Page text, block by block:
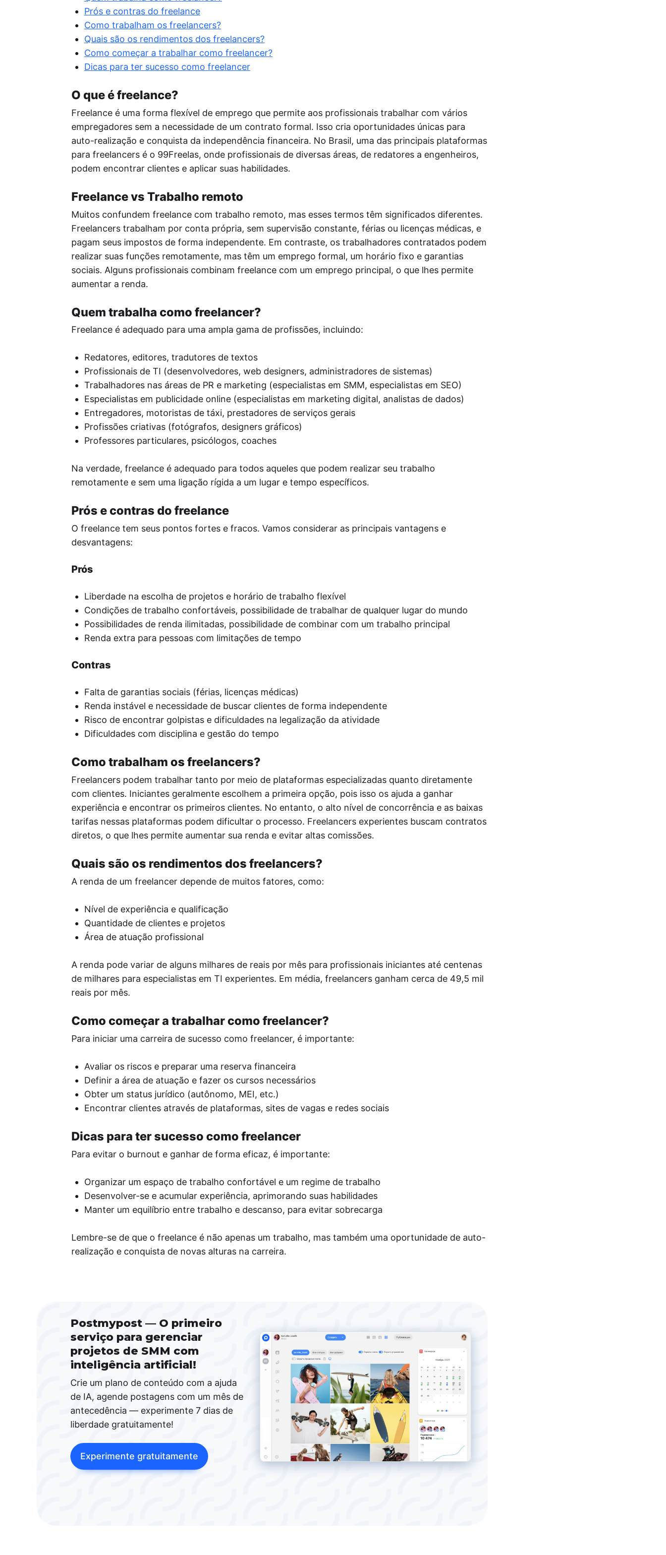
seu site nas redes sociais via RSS, aumentando
o alcance do público.
Postmypost AI
A IA ajuda os profissionais de marketing a
enfrentar tarefas rotineiras, desde a geração de
Prós e contras do freelance
Como trabalham os freelancers?
Quais são os rendimentos dos freelancers?
Como começar a trabalhar como freelancer?
Dicas para ter sucesso como freelancer
O que é freelance?
Freelance é uma forma flexível de emprego que permite aos profissionais trabalhar com vários
empregadores sem a necessidade de um contrato formal. Isso cria oportunidades únicas para
auto-realização e conquista da independência financeira. No Brasil, uma das principais plataformas
para freelancers é o 99Freelas, onde profissionais de diversas áreas, de redatores a engenheiros,
podem encontrar clientes e aplicar suas habilidades.
Freelance vs Trabalho remoto
Muitos confundem freelance com trabalho remoto, mas esses termos têm significados diferentes.
Freelancers trabalham por conta própria, sem supervisão constante, férias ou licenças médicas, e
pagam seus impostos de forma independente. Em contraste, os trabalhadores contratados podem
realizar suas funções remotamente, mas têm um emprego formal, um horário fixo e garantias
sociais. Alguns profissionais combinam freelance com um emprego principal, o que lhes permite
aumentar a renda.
Quem trabalha como freelancer?
Freelance é adequado para uma ampla gama de profissões, incluindo:
Redatores, editores, tradutores de textos
Profissionais de TI (desenvolvedores, web designers, administradores de sistemas)
Trabalhadores nas áreas de PR e marketing (especialistas em SMM, especialistas em SEO)
Especialistas em publicidade online (especialistas em marketing digital, analistas de dados)
Entregadores, motoristas de táxi, prestadores de serviços gerais
Profissões criativas (fotógrafos, designers gráficos)
Professores particulares, psicólogos, coaches
Na verdade, freelance é adequado para todos aqueles que podem realizar seu trabalho
remotamente e sem uma ligação rígida a um lugar e tempo específicos.
Prós e contras do freelance
O freelance tem seus pontos fortes e fracos. Vamos considerar as principais vantagens e
desvantagens:
Prós
Liberdade na escolha de projetos e horário de trabalho flexível
Condições de trabalho confortáveis, possibilidade de trabalhar de qualquer lugar do mundo
Possibilidades de renda ilimitadas, possibilidade de combinar com um trabalho principal
Renda extra para pessoas com limitações de tempo
Contras
Falta de garantias sociais (férias, licenças médicas)
Renda instável e necessidade de buscar clientes de forma independente
Risco de encontrar golpistas e dificuldades na legalização da atividade
Dificuldades com disciplina e gestão do tempo
Como trabalham os freelancers?
Freelancers podem trabalhar tanto por meio de plataformas especializadas quanto diretamente
com clientes. Iniciantes geralmente escolhem a primeira opção, pois isso os ajuda a ganhar
experiência e encontrar os primeiros clientes. No entanto, o alto nível de concorrência e as baixas
tarifas nessas plataformas podem dificultar o processo. Freelancers experientes buscam contratos
diretos, o que lhes permite aumentar sua renda e evitar altas comissões.
Quais são os rendimentos dos freelancers?
A renda de um freelancer depende de muitos fatores, como:
Nível de experiência e qualificação
Quantidade de clientes e projetos
Área de atuação profissional
A renda pode variar de alguns milhares de reais por mês para profissionais iniciantes até centenas
de milhares para especialistas em TI experientes. Em média, freelancers ganham cerca de 49,5 mil
reais por mês.
Como começar a trabalhar como freelancer?
Para iniciar uma carreira de sucesso como freelancer, é importante:
Avaliar os riscos e preparar uma reserva financeira
Definir a área de atuação e fazer os cursos necessários
Obter um status jurídico (autônomo, MEI, etc.)
Encontrar clientes através de plataformas, sites de vagas e redes sociais
Dicas para ter sucesso como freelancer
Para evitar o burnout e ganhar de forma eficaz, é importante:
Organizar um espaço de trabalho confortável e um regime de trabalho
Desenvolver-se e acumular experiência, aprimorando suas habilidades
Manter um equilíbrio entre trabalho e descanso, para evitar sobrecarga
Lembre-se de que o freelance é não apenas um trabalho, mas também uma oportunidade de auto-
realização e conquista de novas alturas na carreira.
Postmypost — O primeiro
serviço para gerenciar
projetos de SMM com
inteligência artificial!
Crie um plano de conteúdo com a ajuda
de IA, agende postagens com um mês de
antecedência — experimente 7 dias de
liberdade gratuitamente!
Experimente gratuitamente